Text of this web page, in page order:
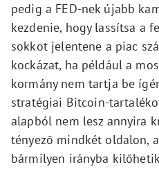
pedig a FED-nek újabb
kezdenie, hogy lassítsa a
sokkot jelentene a piac
kockázat, ha például a
kormány nem tartja be
stratégiai Bitcoin-
alapból nem lesz annyira
tényező mindkét oldalon,
bármilyen irányba